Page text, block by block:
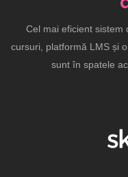
Cel mai eficient sistem
cursuri, platformă LMS și
sunt în spatele